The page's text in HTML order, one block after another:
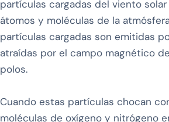
partículas cargadas del viento
átomos y moléculas de la
partículas cargadas son emitidas
atraídas por el campo magnético
polos.
Cuando estas partículas chocan
moléculas de oxígeno y nitrógeno